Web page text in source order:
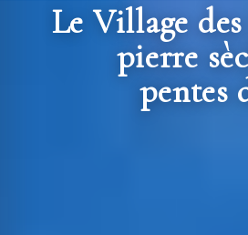
Le Village
pierre
pentes